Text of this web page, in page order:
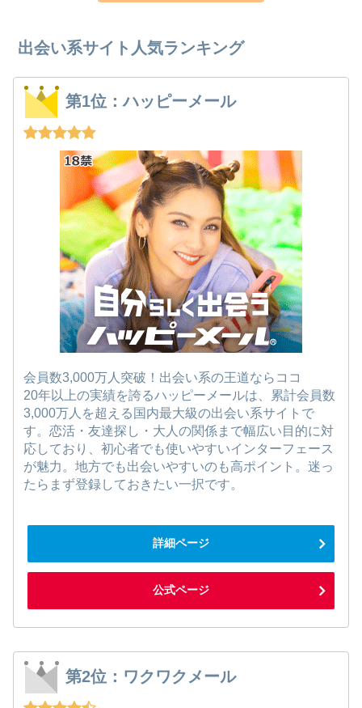
出会い系サイト人気ランキング
第1位：ハッピーメール
会員数3,000万人突破！出会い系の王道ならココ
20年以上の実績を誇るハッピーメールは、累計会員数
3,000万人を超える国内最大級の出会い系サイトで
す。恋活・友達探し・大人の関係まで幅広い目的に対
応しており、初心者でも使いやすいインターフェース
が魅力。地方でも出会いやすいのも高ポイント。迷っ
たらまず登録しておきたい一択です。
詳細ページ
公式ページ
第2位：ワクワクメール